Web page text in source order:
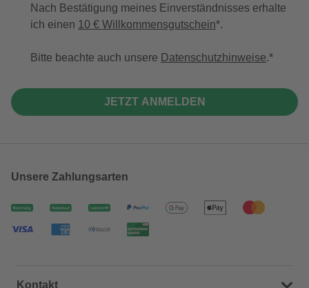
Nach Bestätigung meines Einverständnisses erhalte
ich einen 10 € Willkommensgutschein*.
Bitte beachte auch unsere Datenschutzhinweise.
JETZT ANMELDEN
Unsere Zahlungsarten
Kontakt